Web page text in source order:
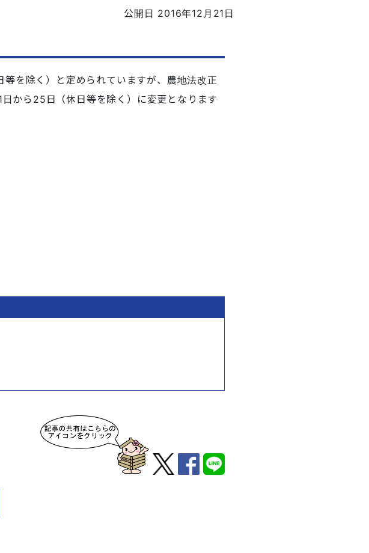
公開日 2016年12月21日
を除く）と定められていますが、 農地法改正
から25日 （休日等を除く）に変更となります